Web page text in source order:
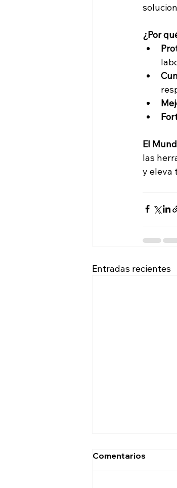
¿Por
El
las
y eleva
Entradas recientes
Comentarios